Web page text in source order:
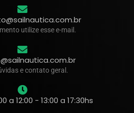
utilize esse e-mail.
e contato geral.
a 12:00 - 13:00 a 17:30hs